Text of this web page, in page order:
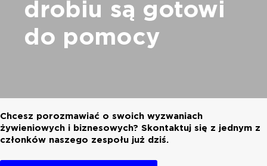
drobiu są gotowi
do pomocy
Chcesz porozmawiać o swoich wyzwaniach
żywieniowych i biznesowych? Skontaktuj się z jednym z
członków naszego zespołu już dziś.